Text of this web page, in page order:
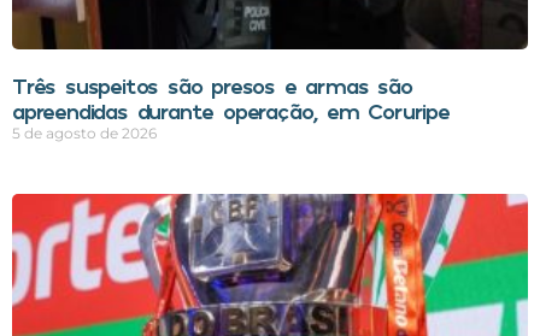
Três suspeitos são presos e armas são
apreendidas durante operação, em Coruripe
5 de agosto de 2026